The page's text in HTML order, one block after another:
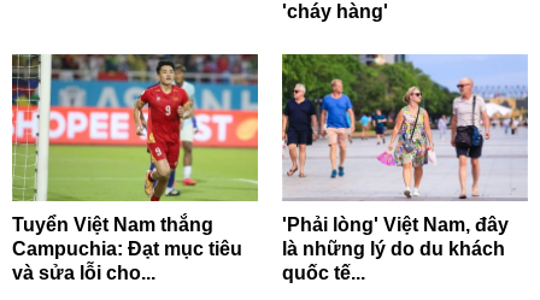
'cháy hàng'
Tuyển Việt Nam thắng
Campuchia: Đạt mục tiêu
và sửa lỗi cho...
'Phải lòng' Việt Nam, đây
là những lý do du khách
quốc tế...